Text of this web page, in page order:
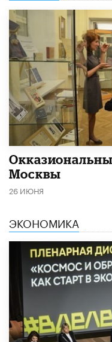
Москвы
26 ИЮНЯ
ЭКОНОМИКА